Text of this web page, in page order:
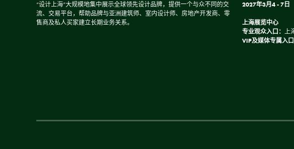
“设计上海”大规模地集中展示全球领先设计品牌，提供一个与众不同的交
流、交易平台，帮助品牌与亚洲建筑师、室内设计师、房地产开发商、零
售商及私人买家建立长期业务关系。
2027年3月4 - 7日
上海展览中心
专业观众入口： 上
VIP及媒体专属入口